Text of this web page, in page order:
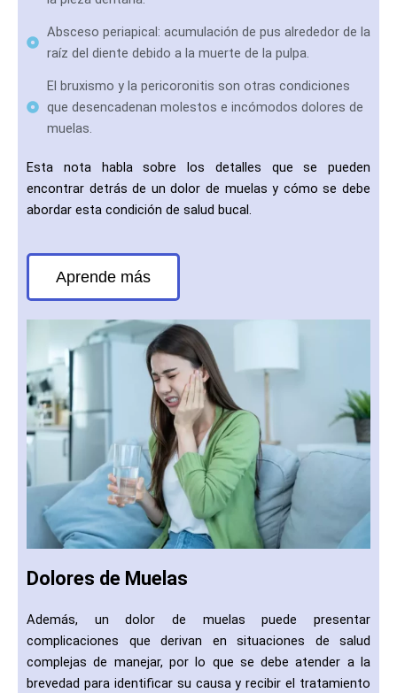
Absceso periapical: acumulación de pus alrededor de la
raíz del diente debido a la muerte de la pulpa.
El bruxismo y la pericoronitis son otras condiciones
que desencadenan molestos e incómodos dolores de
muelas.
Esta nota habla sobre los detalles que se pueden
encontrar detrás de un dolor de muelas y cómo se debe
abordar esta condición de salud bucal.
Aprende más
Dolores de Muelas
Además, un dolor de muelas puede presentar
complicaciones que derivan en situaciones de salud
complejas de manejar, por lo que se debe atender a la
brevedad para identificar su causa y recibir el tratamiento